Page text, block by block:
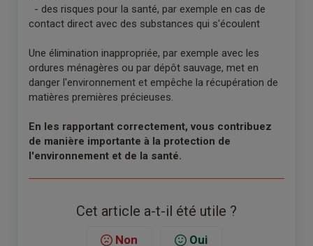
- des risques pour la santé, par exemple en cas de
contact direct avec des substances qui s'écoulent
Une élimination inappropriée, par exemple avec les
ordures ménagères ou par dépôt sauvage, met en
danger l'environnement et empêche la récupération de
matières premières précieuses.
En les rapportant correctement, vous contribuez
de manière importante à la protection de
l'environnement et de la santé.
Cet article a-t-il été utile ?
Non Oui